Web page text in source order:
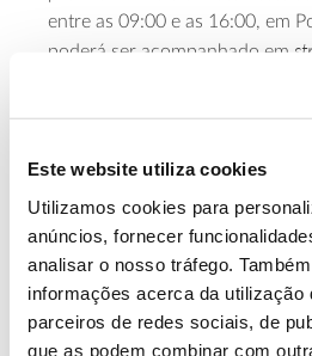
Este website utiliza cookies
Utilizamos cookies para
anúncios, fornecer
analisar o nosso tráfego.
informações acerca da
parceiros de redes sociais, de
que as podem combinar com
entre as 09:00 e as 16:00, em
poderá ser acompanhado em
riscos, capacitação de
Saiba mais sobre este
à segurança no trabalho
13.07.2026
Genoma do priolo e de